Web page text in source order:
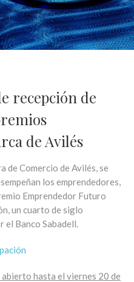
recepción de
de Avilés
de Comercio de Avilés, se
los emprendedores,
Emprendedor Futuro
un cuarto de siglo
el Banco Sabadell.
hasta el viernes 20 de